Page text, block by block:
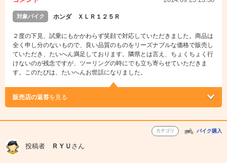
対象バイク ホンダ ＸＬＲ１２５Ｒ
２度の下見、試乗にもかかわらず笑顔で対応していただきました。商品は
全く申し分のないもので、良い品質のものをリーズナブルな価格で販売し
ていただき、たいへん満足しております。隣県とは言え、ちょくちょく行
けないのが残念ですが、ツーリングの時にでも立ち寄らせていただきま
す。このたびは、たいへんお世話になりました。
販売店の返答を見る
カテゴリ バイク購入
投稿者 ＲＹＵ さん